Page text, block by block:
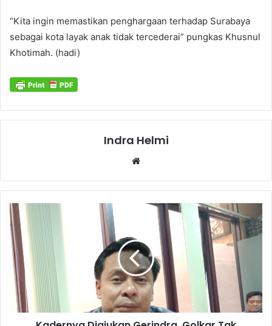
“Kita ingin memastikan penghargaan terhadap Surabaya
sebagai kota layak anak tidak tercederai” pungkas Khusnul
Khotimah. (hadi)
Indra Helmi